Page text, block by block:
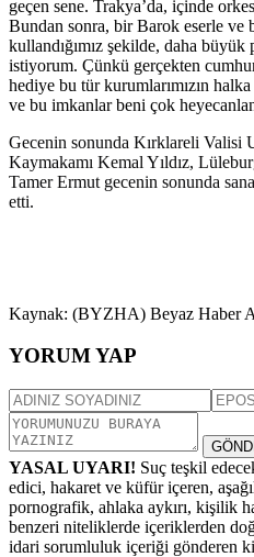
geçen sene. Trakya’da, içinde
Bundan sonra, bir Barok eserle ve
kullandığımız şekilde, daha
istiyorum. Çünkü gerçekten
hediye bu tür kurumlarımızın
ve bu imkanlar beni çok
Gecenin sonunda Kırklareli Valisi
Kaymakamı Kemal Yıldız,
Tamer Ermut gecenin sonunda
etti.
Kaynak: (BYZHA) Beyaz Haber
YORUM YAP
YASAL UYARI! Suç teşkil
edici, hakaret ve küfür içeren,
pornografik, ahlaka aykırı, kişilik
benzeri niteliklerde içeriklerden
idari sorumluluk içeriği gönderen